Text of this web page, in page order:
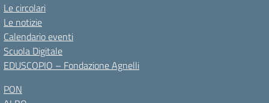
Le circolari
Le notizie
Calendario eventi
Scuola Digitale
EDUSCOPIO – Fondazione Agnelli
PON